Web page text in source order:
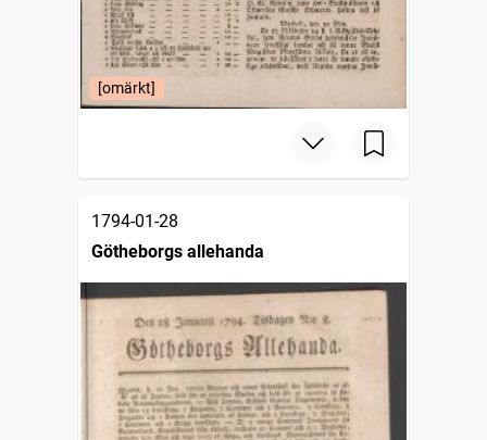
[omärkt]
1794-01-28
Götheborgs allehanda